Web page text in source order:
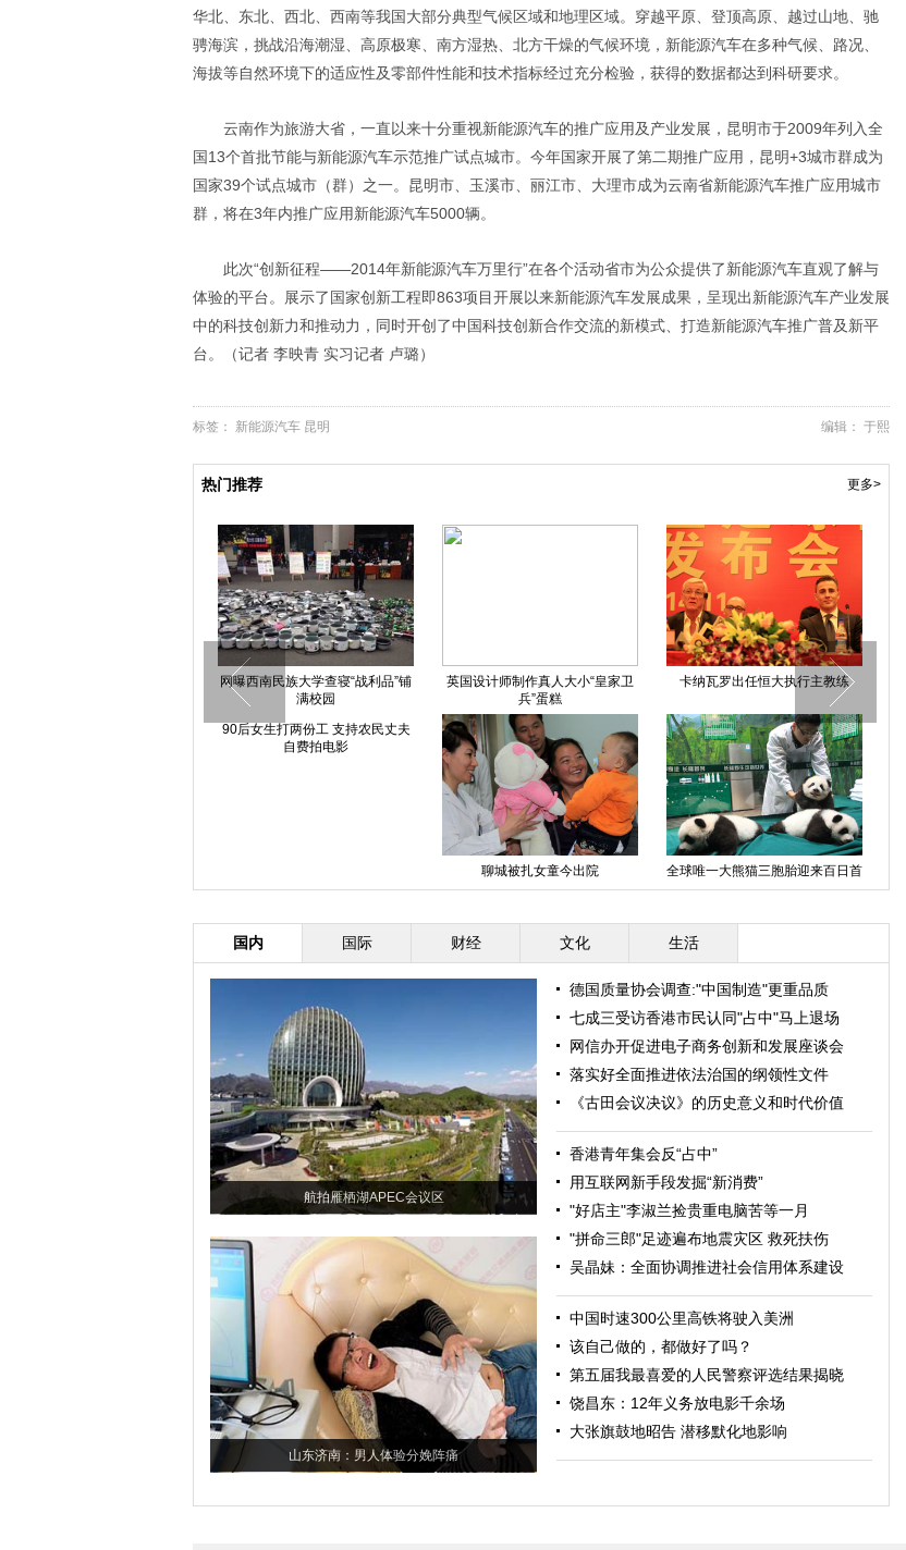
华北、东北、西北、西南等我国大部分典型气候区域和地理区域。穿越平原、登顶高原、越过山地、驰
骋海滨，挑战沿海潮湿、高原极寒、南方湿热、北方干燥的气候环境，新能源汽车在多种气候、路况、
海拔等自然环境下的适应性及零部件性能和技术指标经过充分检验，获得的数据都达到科研要求。
云南作为旅游大省，一直以来十分重视新能源汽车的推广应用及产业发展，昆明市于2009年列入全
国13个首批节能与新能源汽车示范推广试点城市。今年国家开展了第二期推广应用，昆明+3城市群成为
国家39个试点城市（群）之一。昆明市、玉溪市、丽江市、大理市成为云南省新能源汽车推广应用城市
群，将在3年内推广应用新能源汽车5000辆。
此次“创新征程——2014年新能源汽车万里行”在各个活动省市为公众提供了新能源汽车直观了解与
体验的平台。展示了国家创新工程即863项目开展以来新能源汽车发展成果，呈现出新能源汽车产业发展
中的科技创新力和推动力，同时开创了中国科技创新合作交流的新模式、打造新能源汽车推广普及新平
台。（记者 李映青 实习记者 卢璐）
编辑： 于熙
标签： 新能源汽车 昆明
热门推荐 更多>
网曝西南民族大学查寝“战利品”铺
满校园
英国设计师制作真人大小“皇家卫
兵”蛋糕
卡纳瓦罗出任恒大执行主教练
90后女生打两份工 支持农民丈夫
自费拍电影
聊城被扎女童今出院
全球唯一大熊猫三胞胎迎来百日首
次公开亮相
国内 国际 财经 文化 生活
航拍雁栖湖APEC会议区
山东济南：男人体验分娩阵痛
德国质量协会调查:"中国制造"更重品质
七成三受访香港市民认同"占中"马上退场
网信办开促进电子商务创新和发展座谈会
落实好全面推进依法治国的纲领性文件
《古田会议决议》的历史意义和时代价值
香港青年集会反“占中”
用互联网新手段发掘“新消费”
"好店主"李淑兰捡贵重电脑苦等一月
"拼命三郎"足迹遍布地震灾区 救死扶伤
吴晶妹：全面协调推进社会信用体系建设
中国时速300公里高铁将驶入美洲
该自己做的，都做好了吗？
第五届我最喜爱的人民警察评选结果揭晓
饶昌东：12年义务放电影千余场
大张旗鼓地昭告 潜移默化地影响